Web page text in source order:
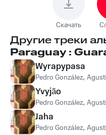
Скачать
Другие треки
Paraguay :
Wyrapypasa
Pedro González,
Yvyjão
Pedro González,
Jaha
Pedro González,